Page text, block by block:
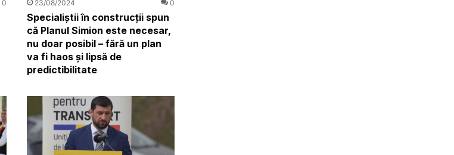
0 23/08/2024 0
Specialiștii în construcții spun
că Planul Simion este necesar,
nu doar posibil – fără un plan
va fi haos și lipsă de
predictibilitate